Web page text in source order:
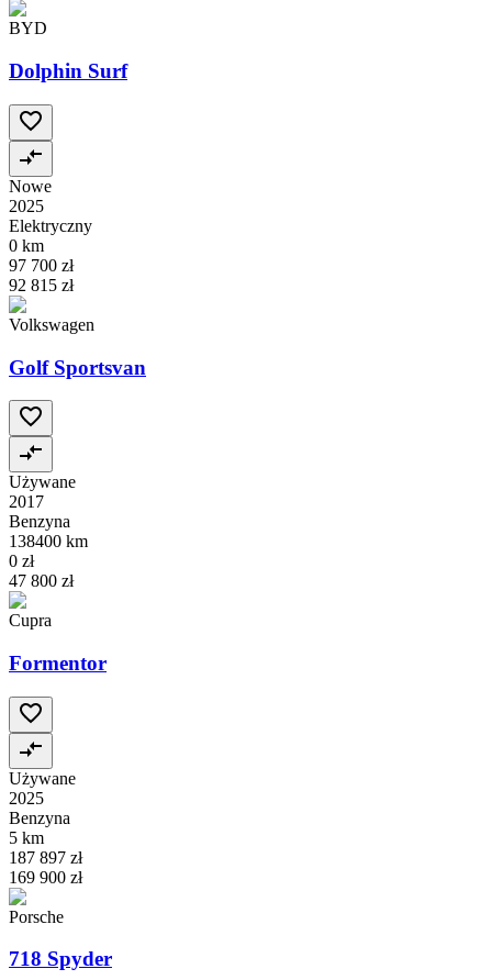
BYD
Dolphin Surf
Nowe
2025
Elektryczny
0 km
97 700 zł
92 815 zł
Volkswagen
Golf Sportsvan
Używane
2017
Benzyna
138400 km
0 zł
47 800 zł
Cupra
Formentor
Używane
2025
Benzyna
5 km
187 897 zł
169 900 zł
Porsche
718 Spyder